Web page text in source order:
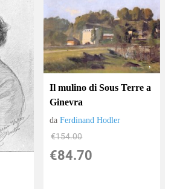
Il mulino di Sous Terre a
Ginevra
daFerdinand Hodler
€154.00
€84.70